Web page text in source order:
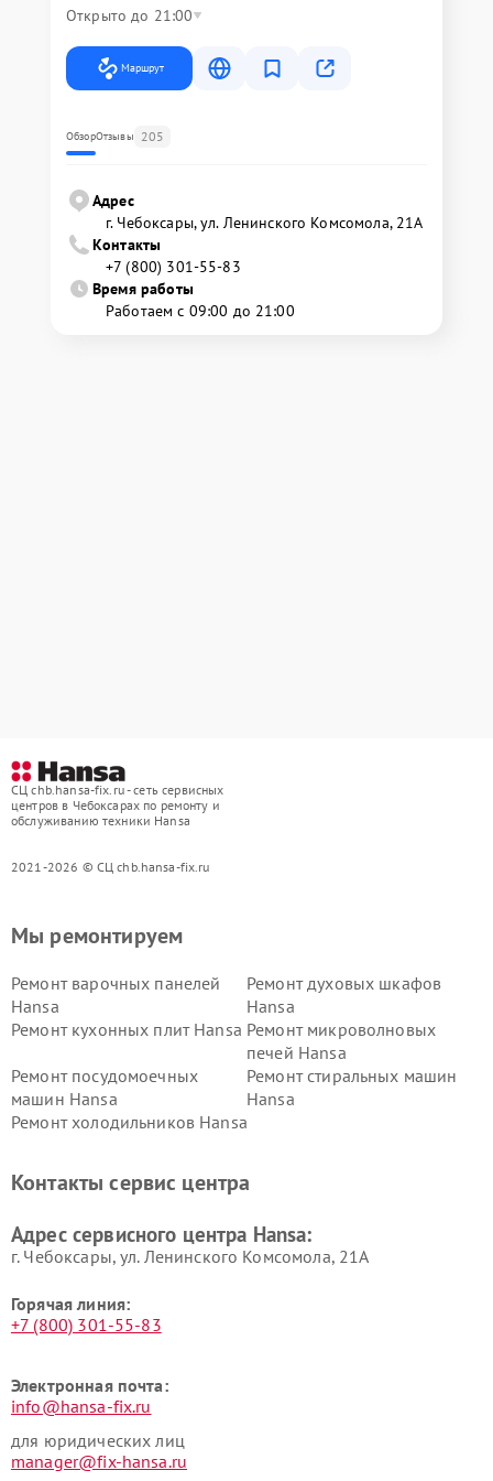
Открыто до 21:00
Маршрут
ОбзорОтзывы 205
Адрес
г. Чебоксары, ул. Ленинского Комсомола, 21А
Контакты
+7 (800) 301-55-83
Время работы
Работаем с 09:00 до 21:00
СЦ chb.hansa-fix.ru - сеть сервисных
центров в Чебоксарах по ремонту и
обслуживанию техники Hansa
2021-2026 © СЦ chb.hansa-fix.ru
Мы ремонтируем
Ремонт варочных панелей
Hansa
Ремонт духовых шкафов
Hansa
Ремонт кухонных плит Hansa Ремонт микроволновых
печей Hansa
Ремонт посудомоечных
машин Hansa
Ремонт стиральных машин
Hansa
Ремонт холодильников Hansa
Контакты сервис центра
Адрес сервисного центра Hansa:
г. Чебоксары, ул. Ленинского Комсомола, 21А
Горячая линия:
+7 (800) 301-55-83
Электронная почта:
info@hansa-fix.ru
для юридических лиц
manager@fix-hansa.ru